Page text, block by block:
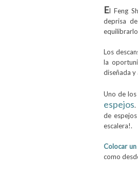
El Feng
deprisa
Los
la
diseñada y
Uno de los
espejos.
de
escalera!.
Colocar
como